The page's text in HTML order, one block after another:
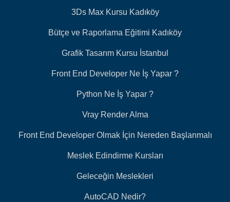
3Ds Max Kursu Kadıköy
Bütçe ve Raporlama Eğitimi Kadıköy
Grafik Tasarım Kursu İstanbul
Front End Developer Ne İş Yapar ?
Python Ne İş Yapar ?
Vray Render Alma
Front End Developer Olmak İçin Nereden Başlanmalı
Meslek Edindirme Kursları
Geleceğin Meslekleri
AutoCAD Nedir?